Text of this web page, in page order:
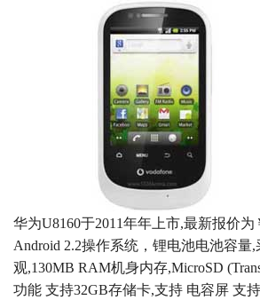
华为U8160于2011年年上市,最新报价为
Android 2.2操作系统，锂电池电池容量
观,130MB RAM机身内存,MicroSD
功能 支持32GB存储卡,支持 电容屏 支